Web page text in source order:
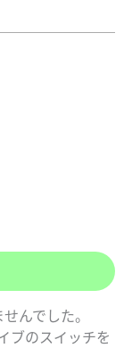
んでした。
ブのスイッチを